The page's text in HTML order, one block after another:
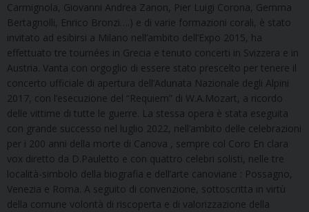
Carmignola, Giovanni Andrea Zanon, Pier Luigi Corona, Gemma
Bertagnolli, Enrico Bronzi….) e di varie formazioni corali, è stato
invitato ad esibirsi a Milano nell’ambito dell’Expo 2015, ha
effettuato tre tournées in Grecia e tenuto concerti in Svizzera e in
Austria. Vanta con orgoglio di essere stato prescelto per tenere il
concerto ufficiale di apertura dell’Adunata Nazionale degli Alpini
2017, con l’esecuzione del “Requiem” di W.A.Mozart, a ricordo
delle vittime di tutte le guerre. La stessa opera è stata eseguita
con grande successo nel luglio 2022, nell’ambito delle celebrazioni
per i 200 anni della morte di Canova , sempre col Coro En clara
vox diretto da D.Pauletto e con quattro celebri solisti, nelle tre
località-simbolo della biografia e dell’arte canoviane : Possagno,
Venezia e Roma. A seguito di convenzione, sottoscritta in virtù
della comune volontà di riscoperta e di valorizzazione della